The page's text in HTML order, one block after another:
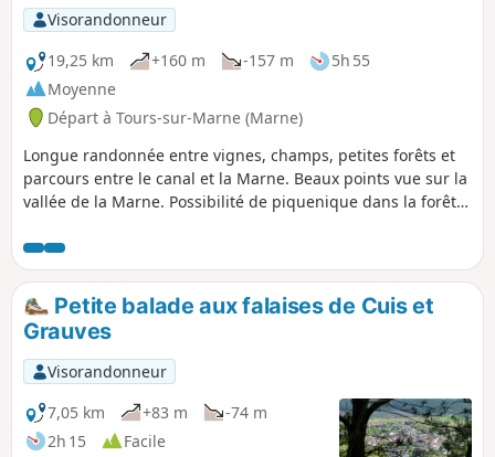
Visorandonneur
19,25 km
+160 m -157 m
5h 55
Moyenne
Départ à Tours-sur-Marne (Marne)
Longue randonnée entre vignes, champs, petites forêts et
parcours entre le canal et la Marne. Beaux points vue sur la
vallée de la Marne. Possibilité de piquenique dans la forêt
Précautions avant de partir dans la partie de la forêt en
période de chasse le samedi et dimanche.
Petite balade aux falaises de Cuis et
Grauves
Visorandonneur
7,05 km
+83 m
-74 m
2h 15
Facile